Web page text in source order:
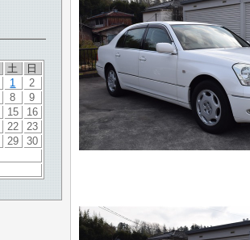
土 日
1
2
8
9
15
16
22
23
29
30